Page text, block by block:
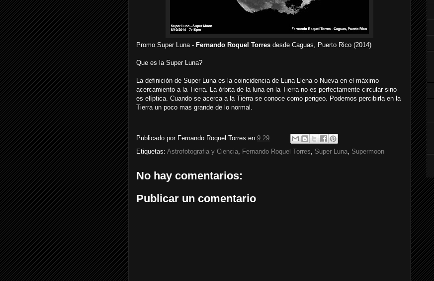
Promo Super Luna - Fernando Roquel Torres desde Caguas, Puerto Rico (2014)
Que es la Super Luna?
La definición de Super Luna es la coincidencia de Luna Llena o Nueva en el máximo
acercamiento a la Tierra. La órbita de la luna en la Tierra no es perfectamente circular sino
es elíptica. Cuando se acerca a la Tierra se conoce como perigeo. Podemos percibirla en la
Tierra un poco mas grande de lo normal.
Publicado por Fernando Roquel Torres en 9:29
Etiquetas: Astrofotografia y Ciencia, Fernando Roquel Torres, Super Luna, Supermoon
No hay comentarios:
Publicar un comentario